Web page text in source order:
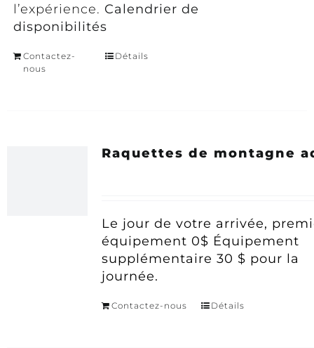
l’expérience. Calendrier de
disponibilités
Contactez-
nous
Détails
Raquettes de montagne
Le jour de votre arrivée,
équipement 0$ Équipement
supplémentaire 30 $ pour la
journée.
Contactez-nous Détails